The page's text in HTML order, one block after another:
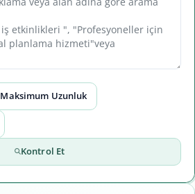
Maksimum Uzunluk
Kontrol Et